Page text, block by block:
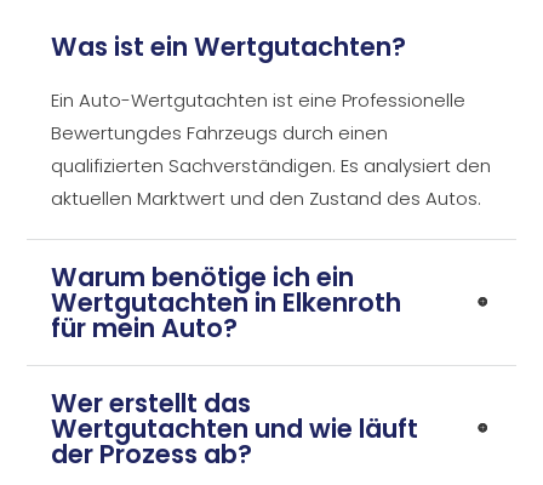
Was ist ein Wertgutachten?
Ein Auto-Wertgutachten ist eine Professionelle
Bewertungdes Fahrzeugs durch einen
qualifizierten Sachverständigen. Es analysiert den
aktuellen Marktwert und den Zustand des Autos.
Warum benötige ich ein
Wertgutachten in Elkenroth
für mein Auto?
Wer erstellt das
Wertgutachten und wie läuft
der Prozess ab?